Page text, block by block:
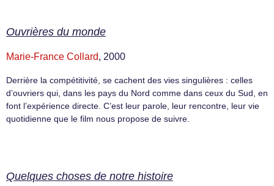
Ouvrières du monde
Marie-France Collard, 2000
Derrière la compétitivité, se cachent des vies singulières : celles
d’ouvriers qui, dans les pays du Nord comme dans ceux du Sud, en
font l’expérience directe. C’est leur parole, leur rencontre, leur vie
quotidienne que le film nous propose de suivre.
Quelques choses de notre histoire